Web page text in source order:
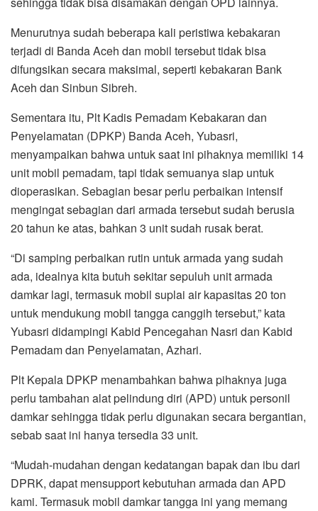
Menurutnya sudah beberapa kali peristiwa kebakaran
terjadi di Banda Aceh dan mobil tersebut tidak bisa
difungsikan secara maksimal, seperti kebakaran Bank
Aceh dan Sinbun Sibreh.
Sementara itu, Plt Kadis Pemadam Kebakaran dan
Penyelamatan (DPKP) Banda Aceh, Yubasri,
menyampaikan bahwa untuk saat ini pihaknya memiliki 14
unit mobil pemadam, tapi tidak semuanya siap untuk
dioperasikan. Sebagian besar perlu perbaikan intensif
mengingat sebagian dari armada tersebut sudah berusia
20 tahun ke atas, bahkan 3 unit sudah rusak berat.
“Di samping perbaikan rutin untuk armada yang sudah
ada, idealnya kita butuh sekitar sepuluh unit armada
damkar lagi, termasuk mobil suplai air kapasitas 20 ton
untuk mendukung mobil tangga canggih tersebut,” kata
Yubasri didampingi Kabid Pencegahan Nasri dan Kabid
Pemadam dan Penyelamatan, Azhari.
Plt Kepala DPKP menambahkan bahwa pihaknya juga
perlu tambahan alat pelindung diri (APD) untuk personil
damkar sehingga tidak perlu digunakan secara bergantian,
sebab saat ini hanya tersedia 33 unit.
“Mudah-mudahan dengan kedatangan bapak dan ibu dari
DPRK, dapat mensupport kebutuhan armada dan APD
kami. Termasuk mobil damkar tangga ini yang memang